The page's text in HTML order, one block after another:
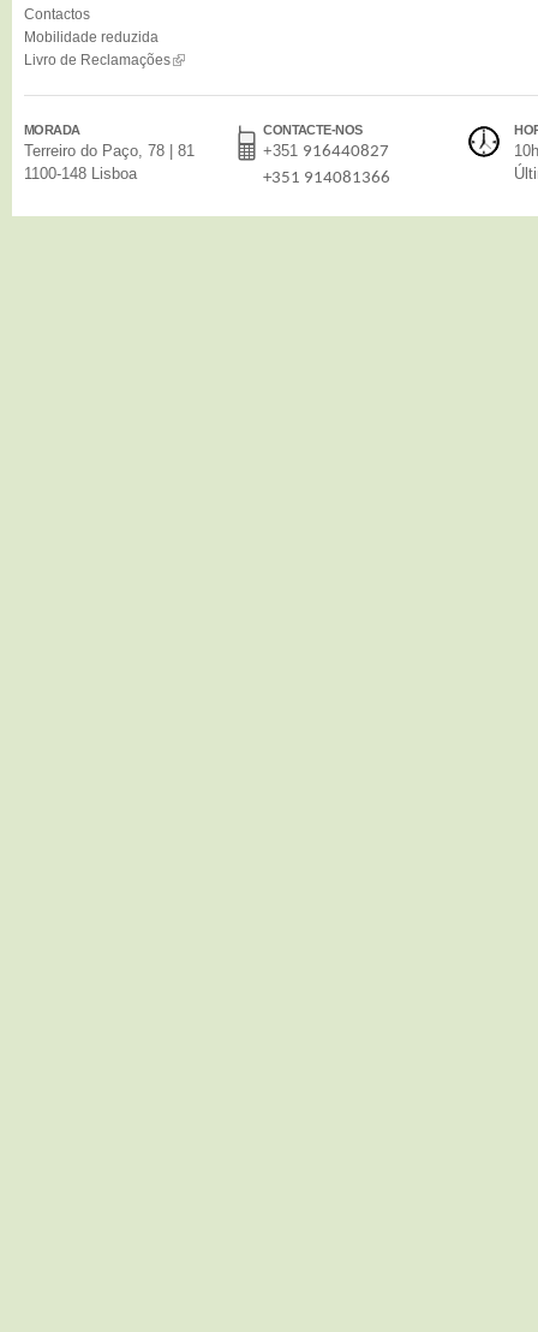
Contactos
Mobilidade reduzida
Livro de Reclamações
MORADA
Terreiro do Paço, 78 | 81
1100-148 Lisboa
CONTACTE-NOS
+351 916440827
+351 914081366